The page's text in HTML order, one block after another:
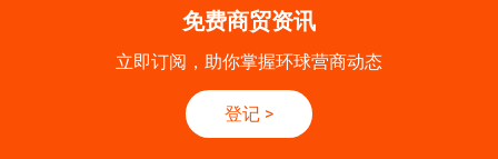
免费商贸资讯
立即订阅，助你掌握环球营商动态
登记 >